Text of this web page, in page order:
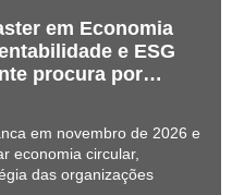
em Economia
e ESG
procura por
em novembro de 2026 e
economia circular,
das organizações